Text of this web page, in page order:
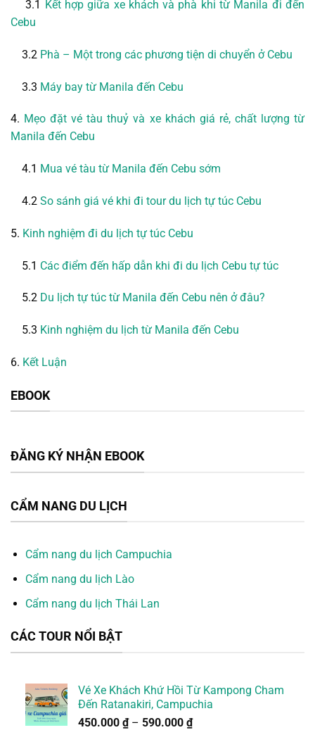
3.1
Kết hợp giữa xe khách và phà khi từ Manila đi đến
Cebu
3.2 Phà – Một trong các phương tiện di chuyển ở Cebu
3.3 Máy bay từ Manila đến Cebu
4. Mẹo đặt vé tàu thuỷ và xe khách giá rẻ, chất lượng từ
Manila đến Cebu
4.1 Mua vé tàu từ Manila đến Cebu sớm
4.2 So sánh giá vé khi đi tour du lịch tự túc Cebu
5. Kinh nghiệm đi du lịch tự túc Cebu
5.1 Các điểm đến hấp dẫn khi đi du lịch Cebu tự túc
5.2 Du lịch tự túc từ Manila đến Cebu nên ở đâu?
5.3 Kinh nghiệm du lịch từ Manila đến Cebu
6. Kết Luận
EBOOK
ĐĂNG KÝ NHẬN EBOOK
CẨM NANG DU LỊCH
Cẩm nang du lịch Campuchia
Cẩm nang du lịch Lào
Cẩm nang du lịch Thái Lan
CÁC TOUR NỔI BẬT
Vé Xe Khách Khứ Hồi Từ Kampong Cham
Đến Ratanakiri, Campuchia
450.000 ₫– 590.000 ₫